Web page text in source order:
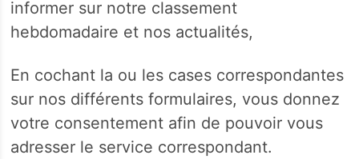
informer sur notre classement
hebdomadaire et nos actualités,
En cochant la ou les cases correspondantes
sur nos différents formulaires, vous donnez
votre consentement afin de pouvoir vous
adresser le service correspondant.